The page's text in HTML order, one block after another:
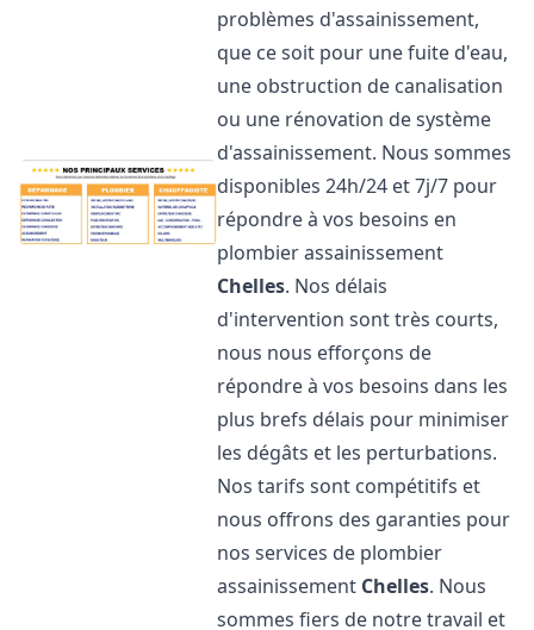
problèmes d'assainissement,
que ce soit pour une fuite d'eau,
une obstruction de canalisation
ou une rénovation de système
d'assainissement. Nous sommes
disponibles 24h/24 et 7j/7 pour
répondre à vos besoins en
plombier assainissement
Chelles. Nos délais
d'intervention sont très courts,
nous nous efforçons de
répondre à vos besoins dans les
plus brefs délais pour minimiser
les dégâts et les perturbations.
Nos tarifs sont compétitifs et
nous offrons des garanties pour
nos services de plombier
assainissement Chelles. Nous
sommes fiers de notre travail et